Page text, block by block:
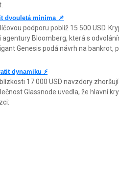
dvouletá minima 📌
podporu poblíž 15 500 USD.
Bloomberg, která s
Genesis podá návrh na bankrot,
dynamiku ⚡
17 000 USD navzdory
Glassnode uvedla, že hlavní